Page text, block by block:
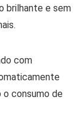
brilhante e sem
com
o consumo de